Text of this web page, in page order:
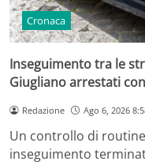
Cronaca
Inseguimento tra le
Giugliano arrestati
Redazione Ago 6, 2026
Un controllo di
inseguimento